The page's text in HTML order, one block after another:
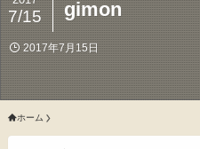
gimon
7/15
2017年7月15日
ホーム